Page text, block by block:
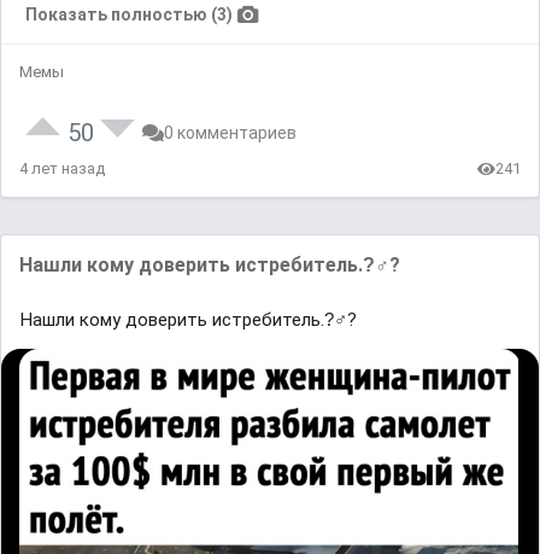
Показать полностью (3)
Мемы
50 0 комментариев
4 лет назад 241
Нашли кому доверить истребитель.?‍♂?
Нашли кому доверить истребитель.?‍♂?